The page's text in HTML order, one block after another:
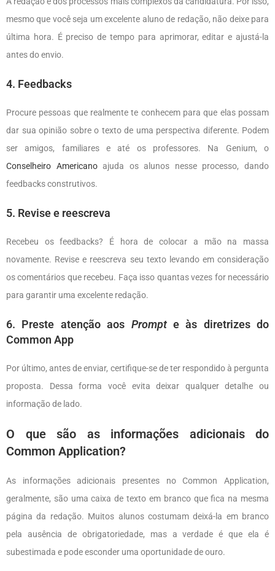
mesmo que você seja um excelente aluno de redação, não deixe para
última hora. É preciso de tempo para aprimorar, editar e ajustá-la
antes do envio.
4. Feedbacks
Procure pessoas que realmente te conhecem para que elas possam
dar sua opinião sobre o texto de uma perspectiva diferente. Podem
ser amigos, familiares e até os professores. Na Genium, o
Conselheiro Americanoajuda os alunos nesse processo, dando
feedbacks construtivos.
5. Revise e reescreva
Recebeu os feedbacks? É hora de colocar a mão na massa
novamente. Revise e reescreva seu texto levando em consideração
os comentários que recebeu. Faça isso quantas vezes for necessário
para garantir uma excelente redação.
6. Preste atenção aos Prompt e às diretrizes do
Common App
Por último, antes de enviar, certifique-se de ter respondido à pergunta
proposta. Dessa forma você evita deixar qualquer detalhe ou
informação de lado.
O que são as informações adicionais do
Common Application?
As informações adicionais presentes no Common Application,
geralmente, são uma caixa de texto em branco que fica na mesma
página da redação. Muitos alunos costumam deixá-la em branco
pela ausência de obrigatoriedade, mas a verdade é que ela é
subestimada e pode esconder uma oportunidade de ouro.